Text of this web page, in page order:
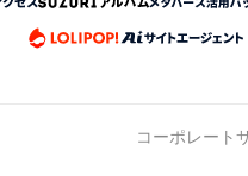
コーポレート